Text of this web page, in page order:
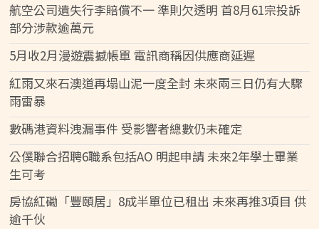
航空公司遺失行李賠償不一 準則欠透明 首8月61宗投訴
部分涉款逾萬元
5月收2月漫遊震撼帳單 電訊商稱因供應商延遲
紅雨又來石澳道再塌山泥一度全封 未來兩三日仍有大驟
雨雷暴
數碼港資料洩漏事件 受影響者總數仍未確定
公僕聯合招聘6職系包括AO 明起申請 未來2年學士畢業
生可考
房協紅磡「豐頤居」8成半單位已租出 未來再推3項目 供
逾千伙